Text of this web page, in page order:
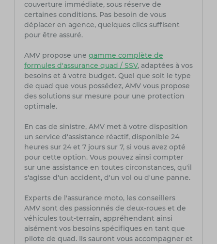
couverture immédiate, sous réserve de
certaines conditions. Pas besoin de vous
déplacer en agence, quelques clics suffisent
pour être assuré.
AMV propose une gamme complète de
formules d'assurance quad / SSV, adaptées à vos
besoins et à votre budget. Quel que soit le type
de quad que vous possédez, AMV vous propose
des solutions sur mesure pour une protection
optimale.
En cas de sinistre, AMV met à votre disposition
un service d'assistance réactif, disponible 24
heures sur 24 et 7 jours sur 7, si vous avez opté
pour cette option. Vous pouvez ainsi compter
sur une assistance en toutes circonstances, qu'il
s'agisse d'un accident, d'un vol ou d'une panne.
Experts de l'assurance moto, les conseillers
AMV sont des passionnés de deux-roues et de
véhicules tout-terrain, appréhendant ainsi
aisément vos besoins spécifiques en tant que
pilote de quad. Ils sauront vous accompagner et